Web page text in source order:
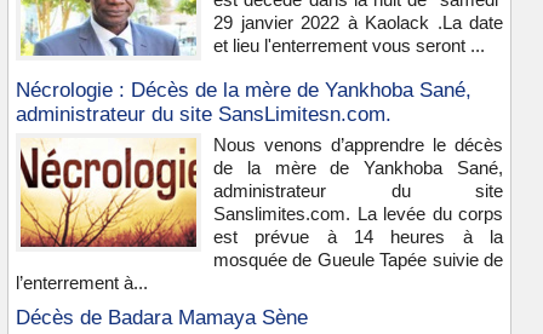
29 janvier 2022 à Kaolack .La date
et lieu l'enterrement vous seront ...
Nécrologie : Décès de la mère de Yankhoba Sané,
administrateur du site SansLimitesn.com.
Nous venons d’apprendre le décès
de la mère de Yankhoba Sané,
administrateur du site
Sanslimites.com. La levée du corps
est prévue à 14 heures à la
mosquée de Gueule Tapée suivie de
l’enterrement à...
Décès de Badara Mamaya Sène